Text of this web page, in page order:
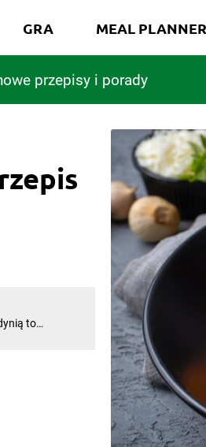
przepisy i porady
GRA MEAL PLANNER
to